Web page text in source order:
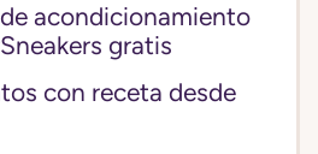
acondicionamiento
gratis
con receta desde